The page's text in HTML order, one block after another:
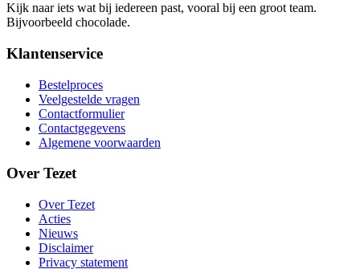
Kijk naar iets wat bij iedereen past, vooral bij een groot team.
Bijvoorbeeld chocolade.
Klantenservice
Bestelproces
Veelgestelde vragen
Contactformulier
Contactgegevens
Algemene voorwaarden
Over Tezet
Over Tezet
Acties
Nieuws
Disclaimer
Privacy statement